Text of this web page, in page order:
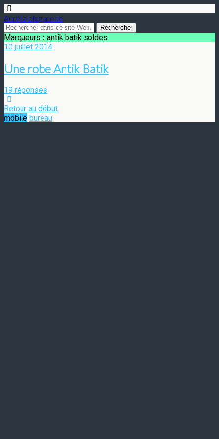
Aurélia blog mode
Marqueurs › antik batik soldes
10 juillet 2014
Une robe Antik Batik
19 réponses
Retour au début
mobile bureau